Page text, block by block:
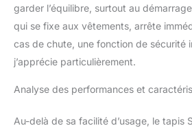
garder l’équilibre, surtout au
qui se fixe aux vêtements, arrête
cas de chute, une fonction de sécurité
j’apprécie particulièrement.
Analyse des performances et
Au-delà de sa facilité d’usage, le tapis